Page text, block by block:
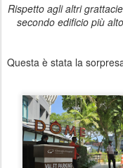
Rispetto agli altri
secondo edificio più
Questa è stata la